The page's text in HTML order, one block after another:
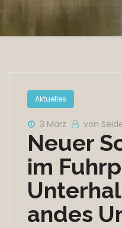
Aktuelles
3 März von
Neuer
im
andes